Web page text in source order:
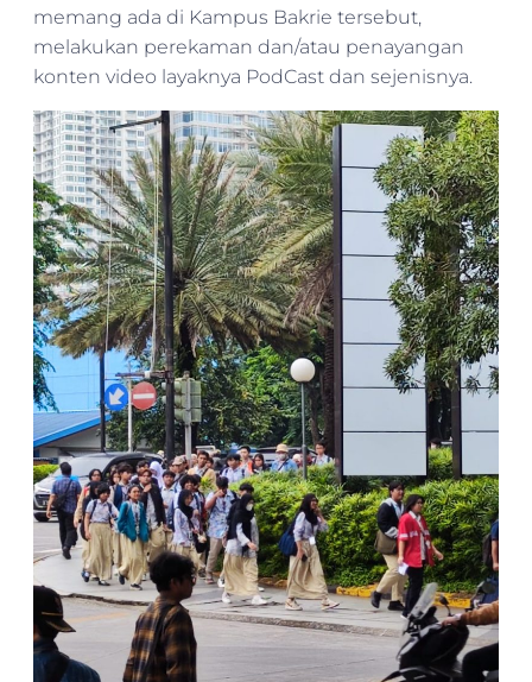
memang ada di Kampus Bakrie tersebut,
melakukan perekaman dan/atau penayangan
konten video layaknya PodCast dan sejenisnya.